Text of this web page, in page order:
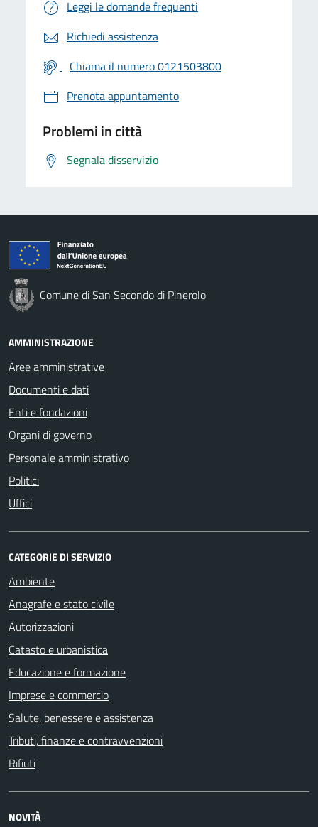
Leggi le domande frequenti
Richiedi assistenza
Chiama il numero 0121503800
Prenota appuntamento
Problemi in città
Segnala disservizio
Comune di San Secondo di Pinerolo
AMMINISTRAZIONE
Aree amministrative
Documenti e dati
Enti e fondazioni
Organi di governo
Personale amministrativo
Politici
Uffici
CATEGORIE DI SERVIZIO
Ambiente
Anagrafe e stato civile
Autorizzazioni
Catasto e urbanistica
Educazione e formazione
Imprese e commercio
Salute, benessere e assistenza
Tributi, finanze e contravvenzioni
Rifiuti
NOVITÀ